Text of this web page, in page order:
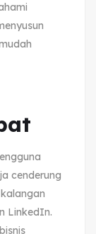
cenderung
LinkedIn.